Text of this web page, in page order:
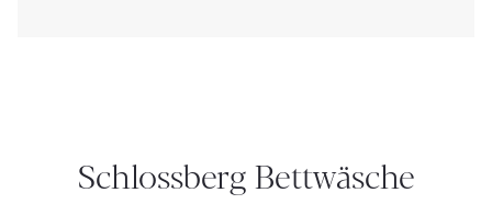
Schlossberg Bettwäsche